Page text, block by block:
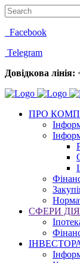
Facebook
Telegram
Довідкова лінія:
ПРО
СФЕРИ